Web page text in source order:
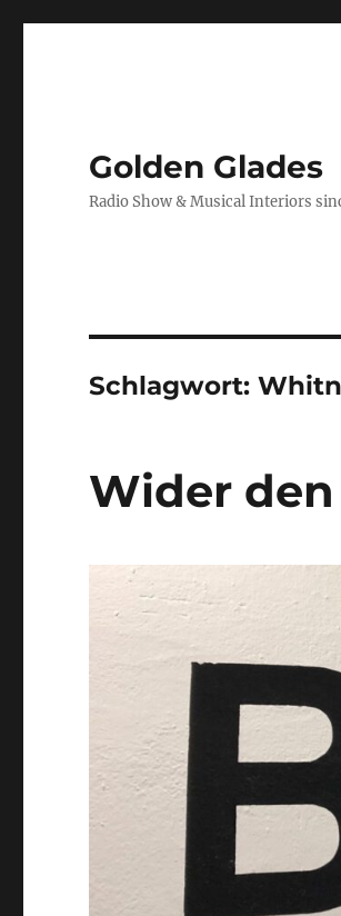
Golden Glades
Radio Show & Musical Interiors
Schlagwort:
Wider